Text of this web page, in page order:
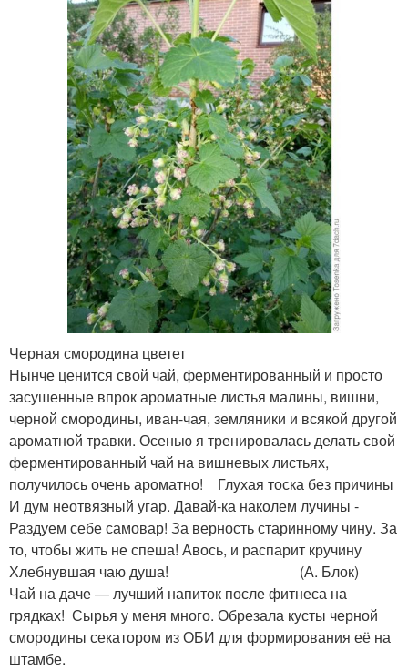
Черная смородина цветет
Нынче ценится свой чай, ферментированный и просто
засушенные впрок ароматные листья малины, вишни,
черной смородины, иван-чая, земляники и всякой другой
ароматной травки. Осенью я тренировалась делать свой
ферментированный чай на вишневых листьях,
получилось очень ароматно! Глухая тоска без причины
И дум неотвязный угар. Давай-ка наколем лучины -
Раздуем себе самовар! За верность старинному чину. За
то, чтобы жить не спеша! Авось, и распарит кручину
Хлебнувшая чаю душа! (А. Блок)
Чай на даче — лучший напиток после фитнеса на
грядках! Сырья у меня много. Обрезала кусты черной
смородины секатором из ОБИ для формирования её на
штамбе.